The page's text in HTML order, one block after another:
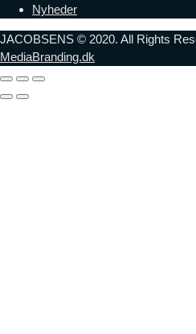
Nyheder
JACOBSENS © 2020. All Rights
MediaBranding.dk